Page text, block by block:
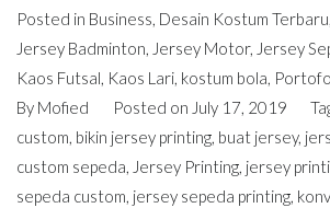
Posted in Business, Desain Kostum Terbaru
Jersey Badminton, Jersey Motor, Jersey
Kaos Futsal, Kaos Lari, kostum bola,
By Mofied Posted on July 17, 2019
custom, bikin jersey printing, buat jersey,
custom sepeda, Jersey Printing, jersey
sepeda custom, jersey sepeda printing,